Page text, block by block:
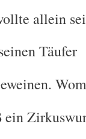
allein
Täufer
ein